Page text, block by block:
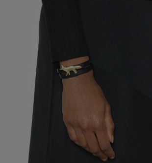
SUMMER SALE
Accessories
Edie Bags
Fox Head